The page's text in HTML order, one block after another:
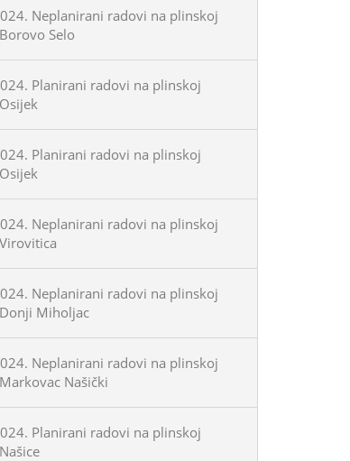
Neplanirani radovi na plinskoj
Selo
Planirani radovi na plinskoj
Planirani radovi na plinskoj
Neplanirani radovi na plinskoj
Neplanirani radovi na plinskoj
Miholjac
Neplanirani radovi na plinskoj
Našički
Planirani radovi na plinskoj